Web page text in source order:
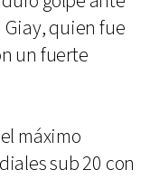
Giay, quien fue
un fuerte
máximo
sub 20 con